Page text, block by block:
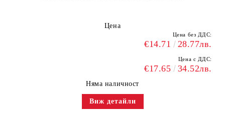
Цена
Цена без ДДС:
€14.71 28.77лв.
Цена с ДДС:
€17.65 34.52лв.
Няма наличност
Виж детайли